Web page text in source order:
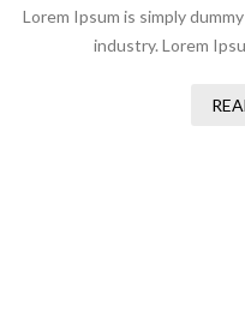
Lorem Ipsum is simply
industry. Lorem